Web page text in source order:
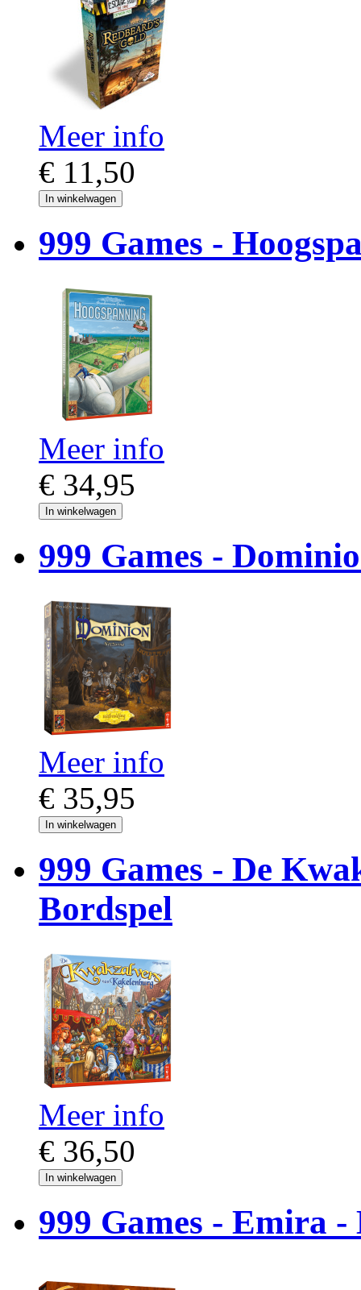
Meer info
€ 11,50
In winkelwagen
999 Games -
Meer info
€ 34,95
In winkelwagen
999 Games -
Meer info
€ 35,95
In winkelwagen
999 Games - De
Bordspel
Meer info
€ 36,50
In winkelwagen
999 Games - Emira -